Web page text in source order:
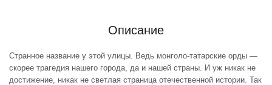
Описание
Странное название у этой улицы. Ведь монголо-татарские орды —
скорее трагедия нашего города, да и нашей страны. И уж никак не
достижение, никак не светлая страница отечественной истории. Так